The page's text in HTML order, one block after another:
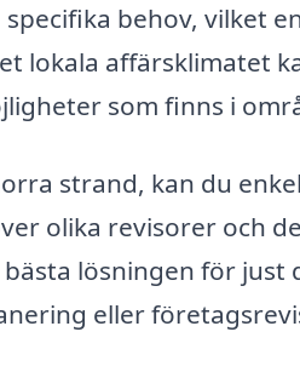
behov, vilket
lokala affärsklimatet
som finns i
strand, kan du
olika revisorer och
lösningen för just
eller